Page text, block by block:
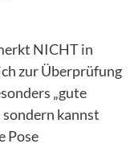
NICHT in
zur Überprüfung
„gute
kannst
Pose